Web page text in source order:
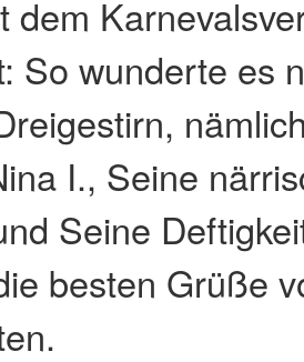
dem
So wunderte es
I., Seine
Seine
besten Grüße